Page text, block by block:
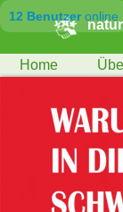
12 Benutzeronline
Home